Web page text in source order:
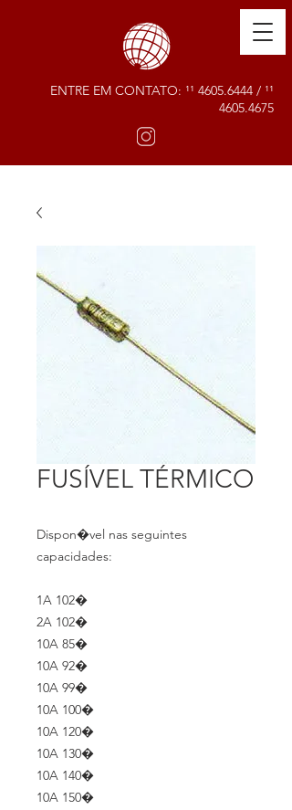
ENTRE EM CONTATO: ¹¹ 4605.6444 / ¹¹
4605.4675
FUSÍVEL TÉRMICO
Dispon�vel nas seguintes
capacidades:
1A 102�
2A 102�
10A 85�
10A 92�
10A 99�
10A 100�
10A 120�
10A 130�
10A 140�
10A 150�